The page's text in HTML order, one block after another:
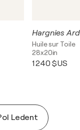
Hargnies
Huile sur Toile
28x20in
1 240 $US
Ledent